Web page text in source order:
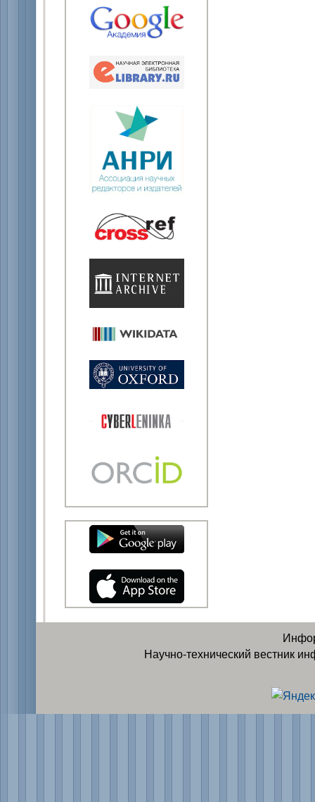
Научно-технический вестник